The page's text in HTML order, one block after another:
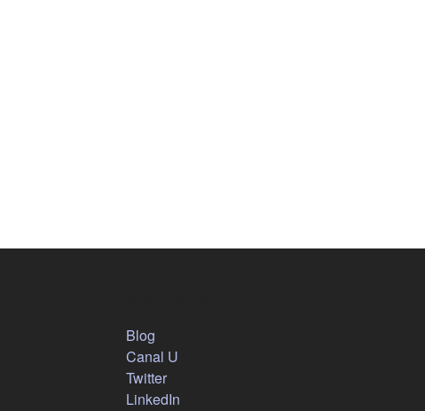
Blog(s'ouvre dans un nouvel onglet)
Canal U(s'ouvre dans un nouvel onglet)
Twitter(s'ouvre dans un nouvel onglet)
LinkedIn(s'ouvre dans un nouvel onglet)